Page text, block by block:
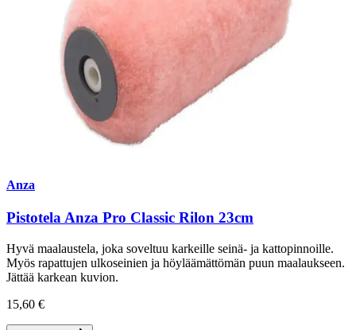
Anza
Pistotela Anza Pro Classic Rilon 23cm
Hyvä maalaustela, joka soveltuu karkeille seinä- ja kattopinnoille.
Myös rapattujen ulkoseinien ja höyläämättömän puun maalaukseen.
Jättää karkean kuvion.
15,60 €